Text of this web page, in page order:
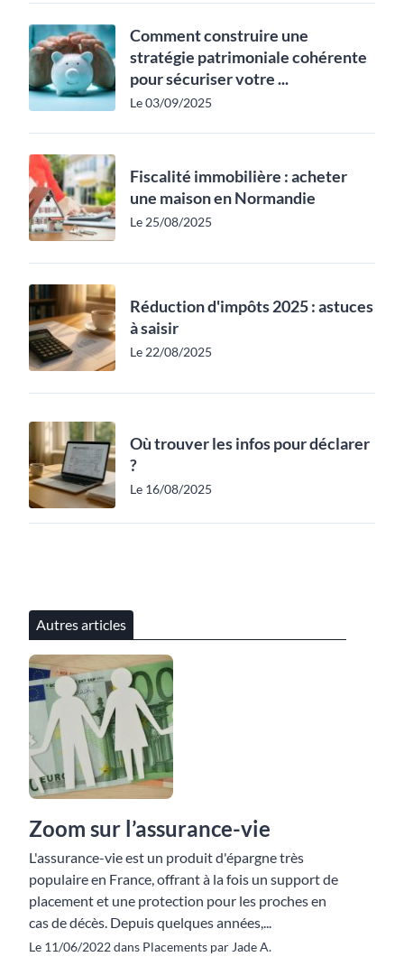
Comment construire une
stratégie patrimoniale cohérente
pour sécuriser votre ...
Le 03/09/2025
Fiscalité immobilière : acheter
une maison en Normandie
Le 25/08/2025
Réduction d'impôts 2025 : astuces
à saisir
Le 22/08/2025
Où trouver les infos pour déclarer
?
Le 16/08/2025
Autres articles
Zoom sur l’assurance-vie
L'assurance-vie est un produit d'épargne très
populaire en France, offrant à la fois un support de
placement et une protection pour les proches en
cas de décès. Depuis quelques années,...
Le 11/06/2022 dans Placements par Jade A.